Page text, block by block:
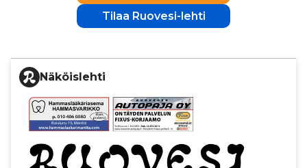
Tilaa Ruovesi-lehti
Näköislehti